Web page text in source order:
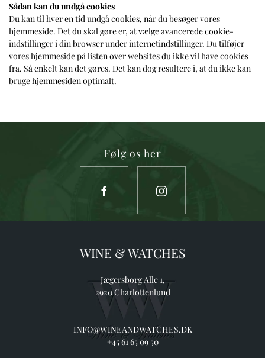
Sådan kan du undgå cookies
Du kan til hver en tid undgå cookies, når du besøger vores
hjemmeside. Det du skal gøre er, at vælge avancerede cookie-
indstillinger i din browser under internetindstillinger. Du tilføjer
vores hjemmeside på listen over websites du ikke vil have cookies
fra. Så enkelt kan det gøres. Det kan dog resultere i, at du ikke kan
bruge hjemmesiden optimalt.
Følg os her
WINE & WATCHES
Jægersborg Alle 1,
2920 Charlottenlund
INFO@WINEANDWATCHES.DK
+45 61 65 09 50